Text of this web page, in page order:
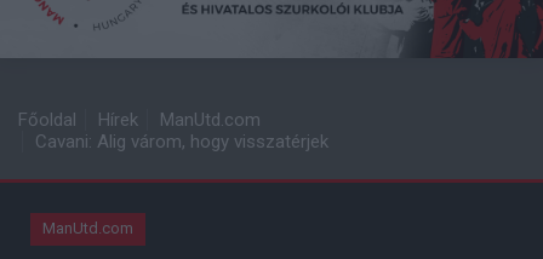
Főoldal Hírek
ManUtd.com
Cavani: Alig várom, hogy visszatérjek
ManUtd.com